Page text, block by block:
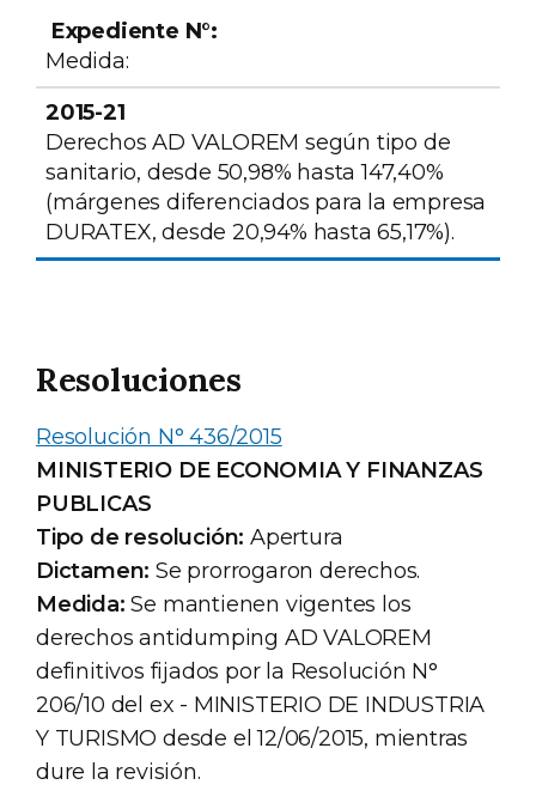
Medida:
Derechos AD VALOREM según tipo de
sanitario, desde 50,98% hasta 147,40%
(márgenes diferenciados para la empresa
DURATEX, desde 20,94% hasta 65,17%).
Resoluciones
Resolución N° 436/2015
MINISTERIO DE ECONOMIA Y FINANZAS
PUBLICAS
Tipo de resolución: Apertura
Dictamen: Se prorrogaron derechos.
Medida: Se mantienen vigentes los
derechos antidumping AD VALOREM
definitivos fijados por la Resolución N°
206/10 del ex - MINISTERIO DE INDUSTRIA
Y TURISMO desde el 12/06/2015, mientras
dure la revisión.